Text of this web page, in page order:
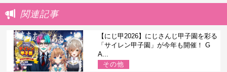
関連記事
【にじ甲2026】にじさんじ甲子園を彩る
「サイレン甲子園」が今年も開催！ G
A...
その他